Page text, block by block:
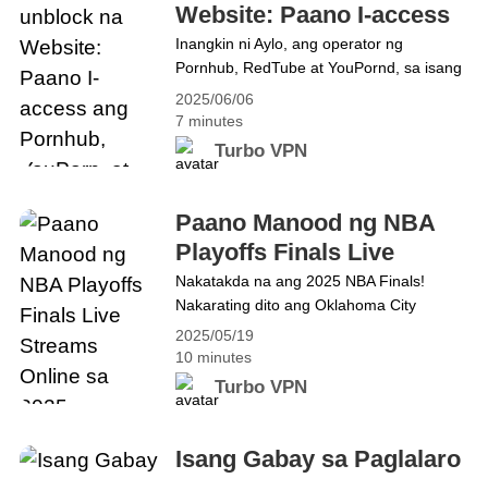
VPN&hellip; Continue reading Bakit Kailangan
Mo ng VPN sa 2025: Protektahan ang Iyong
Digital na Buhay
2025/06/06
7 minutes
Turbo VPN
Website: Paano I-access
ang Pornhub, YouPorn, at
RedTube nang Pribado at
Ligtas Kung Saan Ito
Naka-block
Inangkin ni Aylo, ang operator ng
Pornhub, RedTube at YouPornd, sa isang
press release noong Martes na
haharangin nito ang content nito sa
France mula hapon ng Miyerkules, Hunyo
4. Ang hakbang ay nagpapatuloy sa isang
kumpanya sa mga nakalipas na taon, na
mahigpit na sumasalungat sa mga&hellip;
Continue reading Mga Na-unblock na
Website: Paano I-access ang Pornhub,
YouPorn, at RedTube nang Pribado at
Ligtas Kung Saan Ito Naka-block
2025/05/19
10 minutes
Turbo VPN
Paano Manood ng NBA
Playoffs Finals Live
Streams Online sa 2025
Nakatakda na ang 2025 NBA Finals!
Nakarating dito ang Oklahoma City
Thunder sa pamamagitan ng pagruta sa
Minnesota Timberwolves sa limang laro
sa Western Conference finals. Sa
Silangan, muling pinasigla ng Indiana
tunggalian, kung saan natalo ng Pacers
ang Knicks sa anim na laro. Ang unang
Isang Gabay sa Paglalaro